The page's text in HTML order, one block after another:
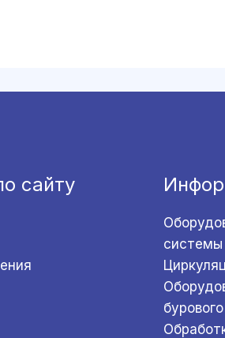
сайту
системы